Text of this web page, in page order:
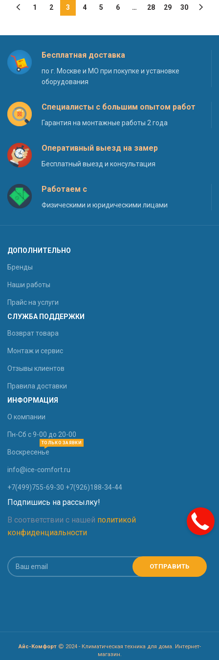
1 2 3 4 5 6 … 28 29 30
Бесплатная доставка
по г. Москве и МО при покупке и установке
оборудования
Специалисты с большим опытом работ
Гарантия на монтажные работы 2 года
Оперативный выезд на замер
Бесплатный выезд и консультация
Работаем с
Физическими и юридическими лицами
ДОПОЛНИТЕЛЬНО
Бренды
Наши работы
Прайс на услуги
СЛУЖБА ПОДДЕРЖКИ
Возврат товара
Монтаж и сервис
Отзывы клиентов
Правила доставки
ИНФОРМАЦИЯ
О компании
Пн-Сб с 9-00 до 20-00
Воскресенье
ТОЛЬКО ЗАЯВКИ
info@ice-comfort.ru
+7(499)755-69-30 +7(926)188-34-44
Подпишись на рассылку!
В соответствии с нашей политикой
конфиденциальности
Айс-Комфорт
2024 - Климатическая техника для дома. Интернет-
магазин.